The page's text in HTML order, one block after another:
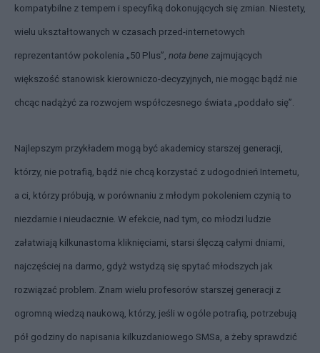
kompatybilne z tempem i specyfiką dokonujących się zmian. Niestety,
wielu ukształtowanych w czasach przed-internetowych
reprezentantów pokolenia „50 Plus”, nota bene zajmujących
większość stanowisk kierowniczo-decyzyjnych, nie mogąc bądź nie
chcąc nadążyć za rozwojem współczesnego świata „poddało się”.
Najlepszym przykładem mogą być akademicy starszej generacji,
którzy, nie potrafią, bądź nie chcą korzystać z udogodnień Internetu,
a ci, którzy próbują, w porównaniu z młodym pokoleniem czynią to
niezdarnie i nieudacznie. W efekcie, nad tym, co młodzi ludzie
załatwiają kilkunastoma kliknięciami, starsi ślęczą całymi dniami,
najczęściej na darmo, gdyż wstydzą się spytać młodszych jak
rozwiązać problem. Znam wielu profesorów starszej generacji z
ogromną wiedzą naukową, którzy, jeśli w ogóle potrafią, potrzebują
pół godziny do napisania kilkuzdaniowego SMSa, a żeby sprawdzić